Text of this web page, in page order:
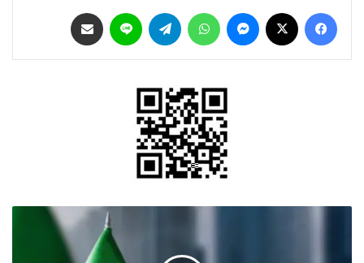
فيسبوك ماسنجر واتساب تيلقرام لاين